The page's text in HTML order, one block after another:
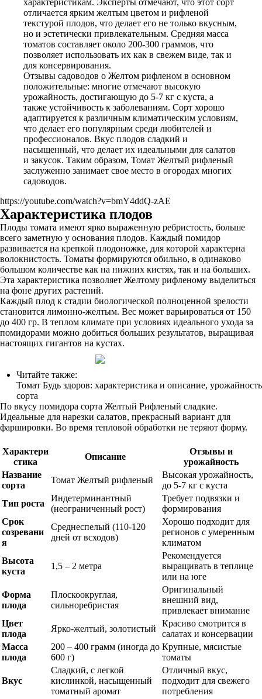
характеристикам. Эксперты отмечают, что этот сорт
отличается ярким желтым цветом и рифленой
текстурой плодов, что делает его не только вкусным,
но и эстетически привлекательным. Средняя масса
томатов составляет около 200-300 граммов, что
позволяет использовать их как в свежем виде, так и
для консервирования.
Отзывы садоводов о Желтом рифленом в основном
положительные: многие отмечают высокую
урожайность, достигающую до 5-7 кг с куста, а
также устойчивость к заболеваниям. Сорт хорошо
адаптируется к различным климатическим условиям,
что делает его популярным среди любителей и
профессионалов. Вкус плодов сладкий и
насыщенный, что делает их идеальными для салатов
и закусок. Таким образом, Томат Желтый рифленый
заслуженно занимает свое место в огородах многих
садоводов.
https://youtube.com/watch?v=bmY4ddQ-zAE
Характеристика плодов
Плоды томата имеют ярко выраженную ребристость, больше
всего заметную у основания плодов. Каждый помидор
развивается на крепкой плодоножке, для которой характерна
волокнистость. Томаты формируются обильно, в одинаково
большом количестве как на нижних кистях, так и на больших.
Эта характеристика позволяет Желтому рифленому выделиться
на фоне других растений.
Каждый плод к стадии биологической полноценной зрелости
становится лимонно-желтым. Вес может варьироваться от 150
до 400 гр. В теплом климате при условиях идеального ухода за
помидорами можно добиться больших результатов, выращивая
настоящих гигантов на кустах.
Читайте также:
Томат Будь здоров: характеристика и описание, урожайность
сорта
По вкусу помидора сорта Желтый Рифленый сладкие.
Идеальные для нарезки салатов, прекрасный вариант для
фаршировки. Во время тепловой обработки не теряют форму.
Характери
стика
Описание
Отзывы и
урожайность
Название
сорта
Томат Желтый рифленый
Высокая урожайность,
до 5-7 кг с куста
Тип роста
Индетерминантный
(неограниченный рост)
Требует подвязки и
формирования
Срок
созревани
я
Среднеспелый (110-120
дней от всходов)
Хорошо подходит для
регионов с умеренным
климатом
Высота
куста
1,5 – 2 метра
Рекомендуется
выращивать в теплице
или на юге
Форма
плода
Плоскоокруглая,
сильноребристая
Оригинальный
внешний вид,
привлекает внимание
Цвет
плода
Ярко-желтый, золотистый
Красиво смотрится в
салатах и консервации
Масса
плода
200 – 400 грамм (иногда до
600 г)
Крупные, мясистые
томаты
Вкус
Сладкий, с легкой
кислинкой, насыщенный
томатный аромат
Отличный вкус,
подходит для свежего
потребления